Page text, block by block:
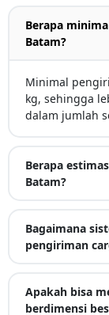
Berapa
Batam?
Minimal
kg, sehingga
dalam jumlah
Berapa
Batam?
Bagaimana
pengiriman
Apakah bisa
berdimensi